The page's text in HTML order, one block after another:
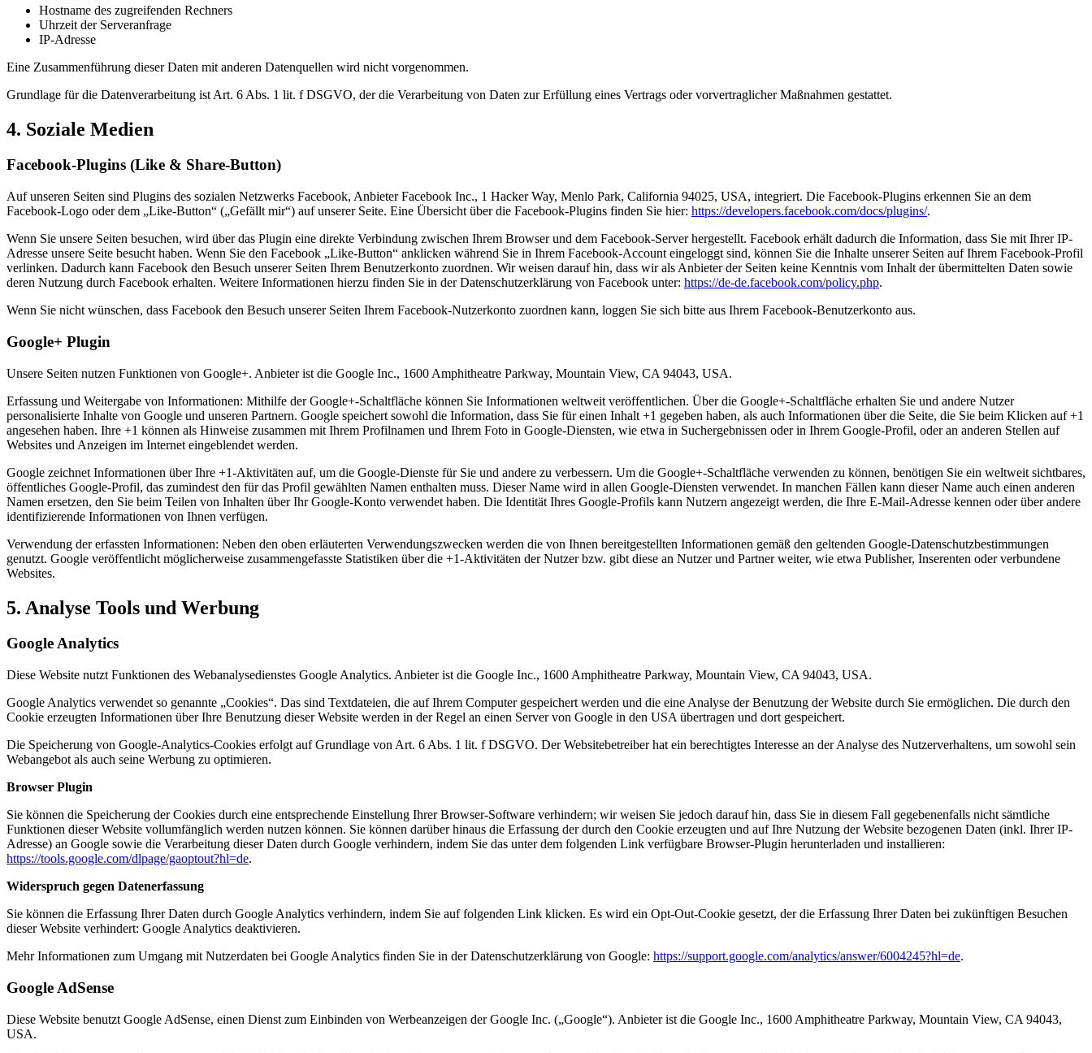
Hostname des zugreifenden Rechners
Uhrzeit der Serveranfrage
IP-Adresse
Eine Zusammenführung dieser Daten mit anderen Datenquellen wird nicht vorgenommen.
Grundlage für die Datenverarbeitung ist Art. 6 Abs. 1 lit. f DSGVO, der die Verarbeitung von Daten zur Erfüllung eines Vertrags oder vorvertraglicher Maßnahmen gestattet.
4. Soziale Medien
Facebook-Plugins (Like & Share-Button)
Auf unseren Seiten sind Plugins des sozialen Netzwerks Facebook, Anbieter Facebook Inc., 1 Hacker Way, Menlo Park, California 94025, USA, integriert. Die Facebook-Plugins erkennen Sie an dem
Facebook-Logo oder dem „Like-Button“ („Gefällt mir“) auf unserer Seite. Eine Übersicht über die Facebook-Plugins finden Sie hier: https://developers.facebook.com/docs/plugins/.
Wenn Sie unsere Seiten besuchen, wird über das Plugin eine direkte Verbindung zwischen Ihrem Browser und dem Facebook-Server hergestellt. Facebook erhält dadurch die Information, dass Sie mit Ihrer IP-
Adresse unsere Seite besucht haben. Wenn Sie den Facebook „Like-Button“ anklicken während Sie in Ihrem Facebook-Account eingeloggt sind, können Sie die Inhalte unserer Seiten auf Ihrem Facebook-Profil
verlinken. Dadurch kann Facebook den Besuch unserer Seiten Ihrem Benutzerkonto zuordnen. Wir weisen darauf hin, dass wir als Anbieter der Seiten keine Kenntnis vom Inhalt der übermittelten Daten sowie
deren Nutzung durch Facebook erhalten. Weitere Informationen hierzu finden Sie in der Datenschutzerklärung von Facebook unter: https://de-de.facebook.com/policy.php.
Wenn Sie nicht wünschen, dass Facebook den Besuch unserer Seiten Ihrem Facebook-Nutzerkonto zuordnen kann, loggen Sie sich bitte aus Ihrem Facebook-Benutzerkonto aus.
Google+ Plugin
Unsere Seiten nutzen Funktionen von Google+. Anbieter ist die Google Inc., 1600 Amphitheatre Parkway, Mountain View, CA 94043, USA.
Erfassung und Weitergabe von Informationen: Mithilfe der Google+-Schaltfläche können Sie Informationen weltweit veröffentlichen. Über die Google+-Schaltfläche erhalten Sie und andere Nutzer
personalisierte Inhalte von Google und unseren Partnern. Google speichert sowohl die Information, dass Sie für einen Inhalt +1 gegeben haben, als auch Informationen über die Seite, die Sie beim Klicken auf +1
angesehen haben. Ihre +1 können als Hinweise zusammen mit Ihrem Profilnamen und Ihrem Foto in Google-Diensten, wie etwa in Suchergebnissen oder in Ihrem Google-Profil, oder an anderen Stellen auf
Websites und Anzeigen im Internet eingeblendet werden.
Google zeichnet Informationen über Ihre +1-Aktivitäten auf, um die Google-Dienste für Sie und andere zu verbessern. Um die Google+-Schaltfläche verwenden zu können, benötigen Sie ein weltweit sichtbares,
öffentliches Google-Profil, das zumindest den für das Profil gewählten Namen enthalten muss. Dieser Name wird in allen Google-Diensten verwendet. In manchen Fällen kann dieser Name auch einen anderen
Namen ersetzen, den Sie beim Teilen von Inhalten über Ihr Google-Konto verwendet haben. Die Identität Ihres Google-Profils kann Nutzern angezeigt werden, die Ihre E-Mail-Adresse kennen oder über andere
identifizierende Informationen von Ihnen verfügen.
Verwendung der erfassten Informationen: Neben den oben erläuterten Verwendungszwecken werden die von Ihnen bereitgestellten Informationen gemäß den geltenden Google-Datenschutzbestimmungen
genutzt. Google veröffentlicht möglicherweise zusammengefasste Statistiken über die +1-Aktivitäten der Nutzer bzw. gibt diese an Nutzer und Partner weiter, wie etwa Publisher, Inserenten oder verbundene
Websites.
5. Analyse Tools und Werbung
Google Analytics
Diese Website nutzt Funktionen des Webanalysedienstes Google Analytics. Anbieter ist die Google Inc., 1600 Amphitheatre Parkway, Mountain View, CA 94043, USA.
Google Analytics verwendet so genannte „Cookies“. Das sind Textdateien, die auf Ihrem Computer gespeichert werden und die eine Analyse der Benutzung der Website durch Sie ermöglichen. Die durch den
Cookie erzeugten Informationen über Ihre Benutzung dieser Website werden in der Regel an einen Server von Google in den USA übertragen und dort gespeichert.
Die Speicherung von Google-Analytics-Cookies erfolgt auf Grundlage von Art. 6 Abs. 1 lit. f DSGVO. Der Websitebetreiber hat ein berechtigtes Interesse an der Analyse des Nutzerverhaltens, um sowohl sein
Webangebot als auch seine Werbung zu optimieren.
Browser Plugin
Sie können die Speicherung der Cookies durch eine entsprechende Einstellung Ihrer Browser-Software verhindern; wir weisen Sie jedoch darauf hin, dass Sie in diesem Fall gegebenenfalls nicht sämtliche
Funktionen dieser Website vollumfänglich werden nutzen können. Sie können darüber hinaus die Erfassung der durch den Cookie erzeugten und auf Ihre Nutzung der Website bezogenen Daten (inkl. Ihrer IP-
Adresse) an Google sowie die Verarbeitung dieser Daten durch Google verhindern, indem Sie das unter dem folgenden Link verfügbare Browser-Plugin herunterladen und installieren:
https://tools.google.com/dlpage/gaoptout?hl=de.
Widerspruch gegen Datenerfassung
Sie können die Erfassung Ihrer Daten durch Google Analytics verhindern, indem Sie auf folgenden Link klicken. Es wird ein Opt-Out-Cookie gesetzt, der die Erfassung Ihrer Daten bei zukünftigen Besuchen
dieser Website verhindert: Google Analytics deaktivieren.
Mehr Informationen zum Umgang mit Nutzerdaten bei Google Analytics finden Sie in der Datenschutzerklärung von Google: https://support.google.com/analytics/answer/6004245?hl=de.
Google AdSense
Diese Website benutzt Google AdSense, einen Dienst zum Einbinden von Werbeanzeigen der Google Inc. („Google“). Anbieter ist die Google Inc., 1600 Amphitheatre Parkway, Mountain View, CA 94043,
USA.